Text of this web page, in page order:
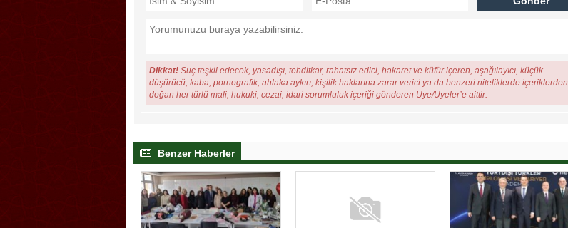
Dikkat! Suç teşkil edecek, yasadışı, tehditkar, rahatsız edici, hakaret ve küfür içeren, aşağılayıcı, küçük
düşürücü, kaba, pornografik, ahlaka aykırı, kişilik haklarına zarar verici ya da benzeri niteliklerde içeriklerden
doğan her türlü mali, hukuki, cezai, idari sorumluluk içeriği gönderen Üye/Üyeler’e aittir.
Benzer Haberler